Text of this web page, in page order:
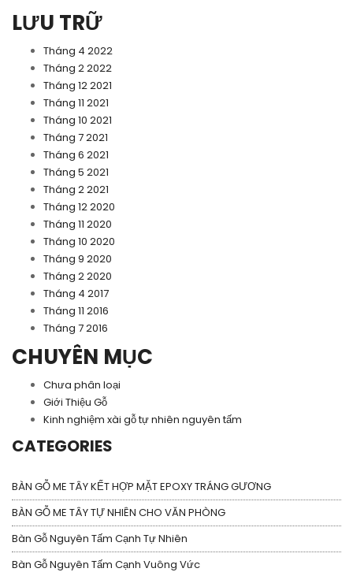
LƯU TRỮ
Tháng 4 2022
Tháng 2 2022
Tháng 12 2021
Tháng 11 2021
Tháng 10 2021
Tháng 7 2021
Tháng 6 2021
Tháng 5 2021
Tháng 2 2021
Tháng 12 2020
Tháng 11 2020
Tháng 10 2020
Tháng 9 2020
Tháng 2 2020
Tháng 4 2017
Tháng 11 2016
Tháng 7 2016
CHUYÊN MỤC
Chưa phân loại
Giới Thiệu Gỗ
Kinh nghiệm xài gỗ tự nhiên nguyên tấm
CATEGORIES
BÀN GỖ ME TÂY KẾT HỢP MẶT EPOXY TRÁNG GƯƠNG
BÀN GỖ ME TÂY TỰ NHIÊN CHO VĂN PHÒNG
Bàn Gỗ Nguyên Tấm Cạnh Tự Nhiên
Bàn Gỗ Nguyên Tấm Cạnh Vuông Vức